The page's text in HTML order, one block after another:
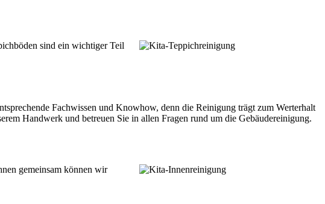
sind ein wichtiger Teil
Fachwissen und Knowhow, denn die Reinigung trägt zum Werterhalt
Handwerk und betreuen Sie in allen Fragen rund um die Gebäudereinigung.
gemeinsam können wir